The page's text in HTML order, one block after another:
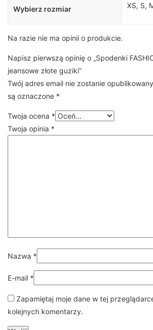
Wybierz rozmiar XS, S,
Na razie nie ma opinii o produkcie.
Napisz pierwszą opinię o „Spodenki
jeansowe złote guziki”
Twój adres email nie zostanie
są oznaczone *
Twoja ocena *
Twoja opinia *
Nazwa *
E-mail *
Zapamiętaj moje dane w tej
kolejnych komentarzy.